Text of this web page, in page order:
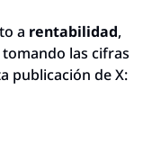
a rentabilidad,
las cifras
publicación de X: